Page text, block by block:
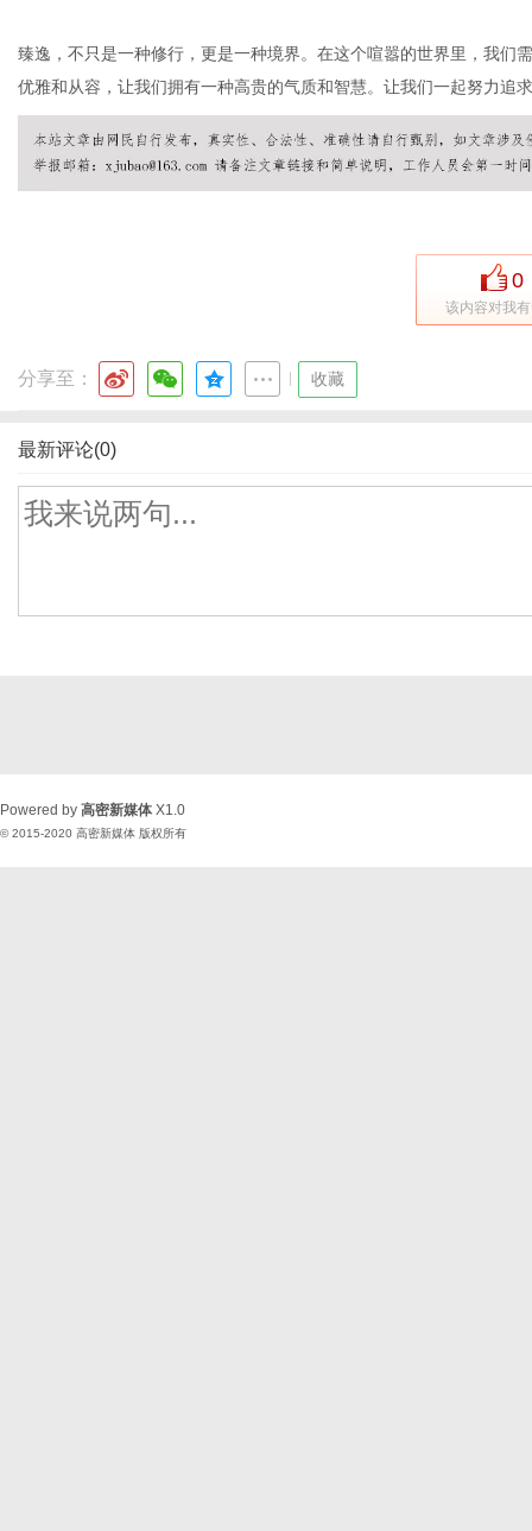
臻逸，不只是一种修行，更是一种境界。在这个喧嚣的世界里，我们
优雅和从容，让我们拥有一种高贵的气质和智慧。让我们一起努力追
0
该内容对我
分享至： 收藏
最新评论(0)
Powered by 高密新媒体 X1.0
© 2015-2020 高密新媒体 版权所有